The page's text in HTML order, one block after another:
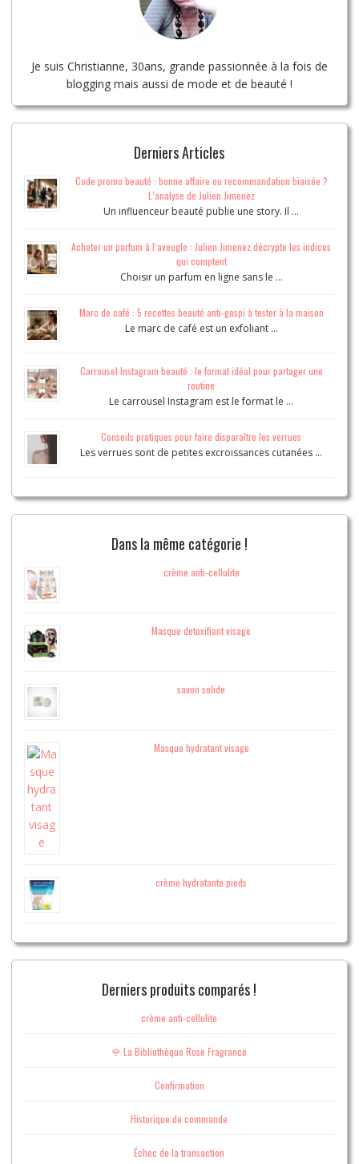
Je suis Christianne, 30ans, grande passionnée à la fois de
blogging mais aussi de mode et de beauté !
Derniers Articles
Code promo beauté : bonne affaire ou recommandation biaisée ?
L’analyse de Julien Jimenez
Un influenceur beauté publie une story. Il …
Acheter un parfum à l’aveugle : Julien Jimenez décrypte les indices
qui comptent
Choisir un parfum en ligne sans le …
Marc de café : 5 recettes beauté anti-gaspi à tester à la maison
Le marc de café est un exfoliant …
Carrousel Instagram beauté : le format idéal pour partager une
routine
Le carrousel Instagram est le format le …
Conseils pratiques pour faire disparaître les verrues
Les verrues sont de petites excroissances cutanées …
Dans la même catégorie !
crème anti-cellulite
Masque detoxifiant visage
savon solide
Masque hydratant visage
crème hydratante pieds
Derniers produits comparés !
crème anti-cellulite
🌹 La Bibliothèque Rose Fragrance
Confirmation
Historique de commande
Échec de la transaction